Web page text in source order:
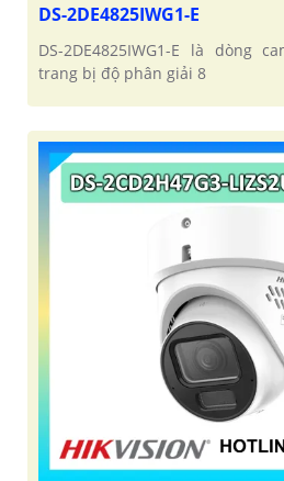
DS-2DE4825IWG1-E
DS-2DE4825IWG1-E là dòng
trang bị độ phân giải 8